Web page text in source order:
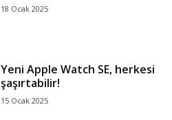
18 Ocak 2025
Yeni Apple Watch SE, herkesi
şaşırtabilir!
15 Ocak 2025